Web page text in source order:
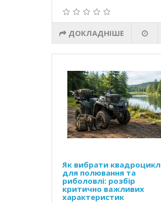
ДОКЛАДНІШЕ
Як вибрати квадроцикл
для полювання та
риболовлі: розбір
критично важливих
характеристик